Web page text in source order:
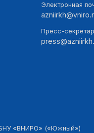
Электронная
Пресс-
«ВНИРО» («Южный»)